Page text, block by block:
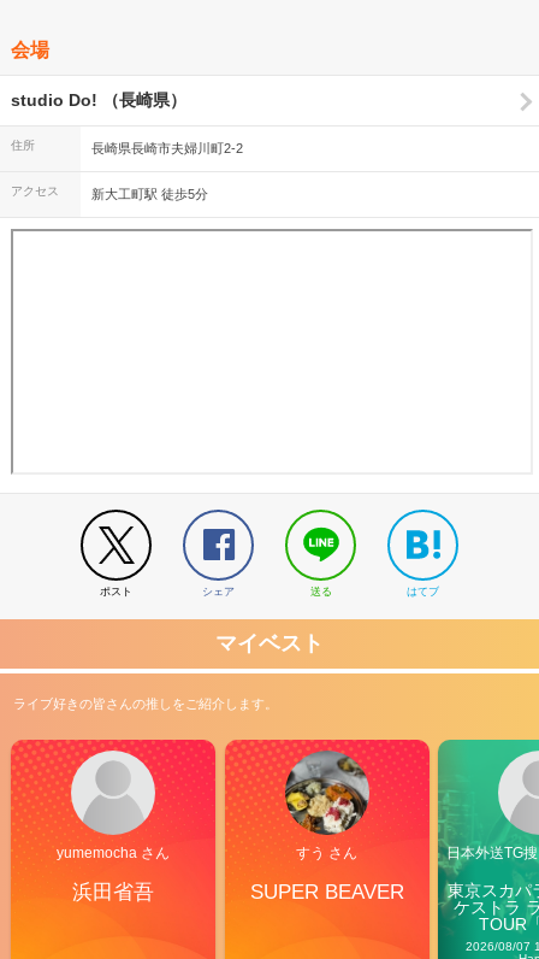
会場
studio Do! （長崎県）
住所 長崎県長崎市夫婦川町2-2
アクセス 新大工町駅 徒歩5分
ポスト シェア 送る はてブ
マイベスト
ライブ好きの皆さんの推しをご紹介します。
yumemocha さん
浜田省吾
すう さん
SUPER BEAVER
日本外送TG
東京スカパ
ケストラ
TOUR
2026/08/07